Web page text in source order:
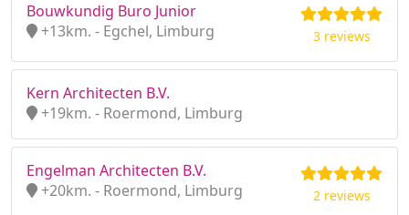
Bouwkundig Buro Junior
+13km. - Egchel, Limburg
3 reviews
Kern Architecten B.V.
+19km. - Roermond, Limburg
Engelman Architecten B.V.
+20km. - Roermond, Limburg
2 reviews